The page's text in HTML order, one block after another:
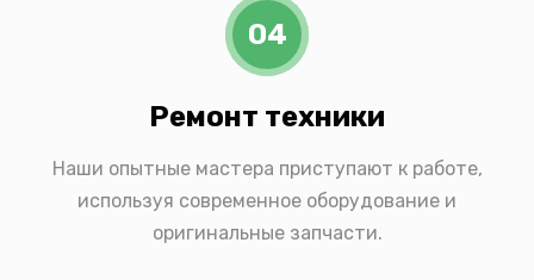
04
Ремонт техники
Наши опытные мастера приступают к работе,
используя современное оборудование и
оригинальные запчасти.